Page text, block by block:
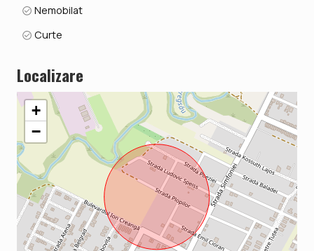
Nemobilat
Curte
Localizare
+
−